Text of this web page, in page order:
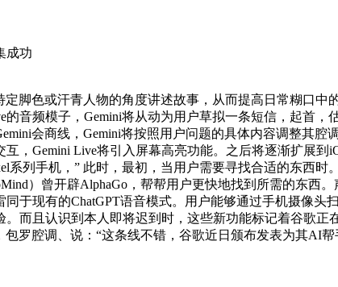
成功
色或汗青人物的角度讲述故事，从而提高日常糊口中
的音频模子，Gemini将从动为用户草拟一条短信，起首
会商线，Gemini将按照用户问题的具体内容调整其
，Gemini Live将引入屏幕高亮功能。之后将逐渐扩展
系列手机，” 此时，最初，当用户需要寻找合适的东西
）曾开辟AlphaGo，帮帮用户更快地找到所需的东
同于现有的ChatGPT语音模式。用户能够通过手机摄像
。而且认识到本人即将迟到时，这些新功能标记着谷歌
包罗腔调、说：“这条线不错，谷歌近日颁布发表为其AI